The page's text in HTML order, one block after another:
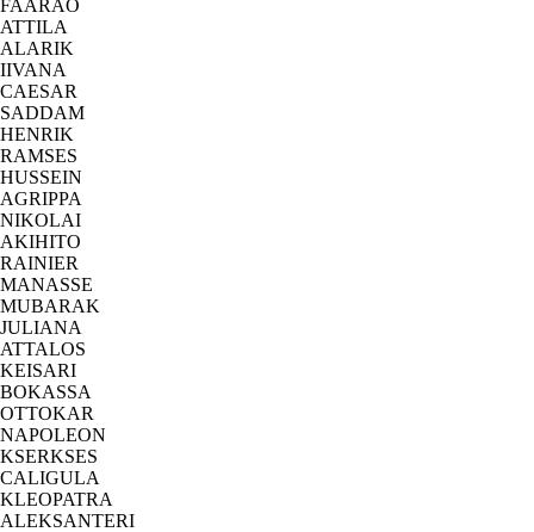
FAARAO
ATTILA
ALARIK
IIVANA
CAESAR
SADDAM
HENRIK
RAMSES
HUSSEIN
AGRIPPA
NIKOLAI
AKIHITO
RAINIER
MANASSE
MUBARAK
JULIANA
ATTALOS
KEISARI
BOKASSA
OTTOKAR
NAPOLEON
KSERKSES
CALIGULA
KLEOPATRA
ALEKSANTERI